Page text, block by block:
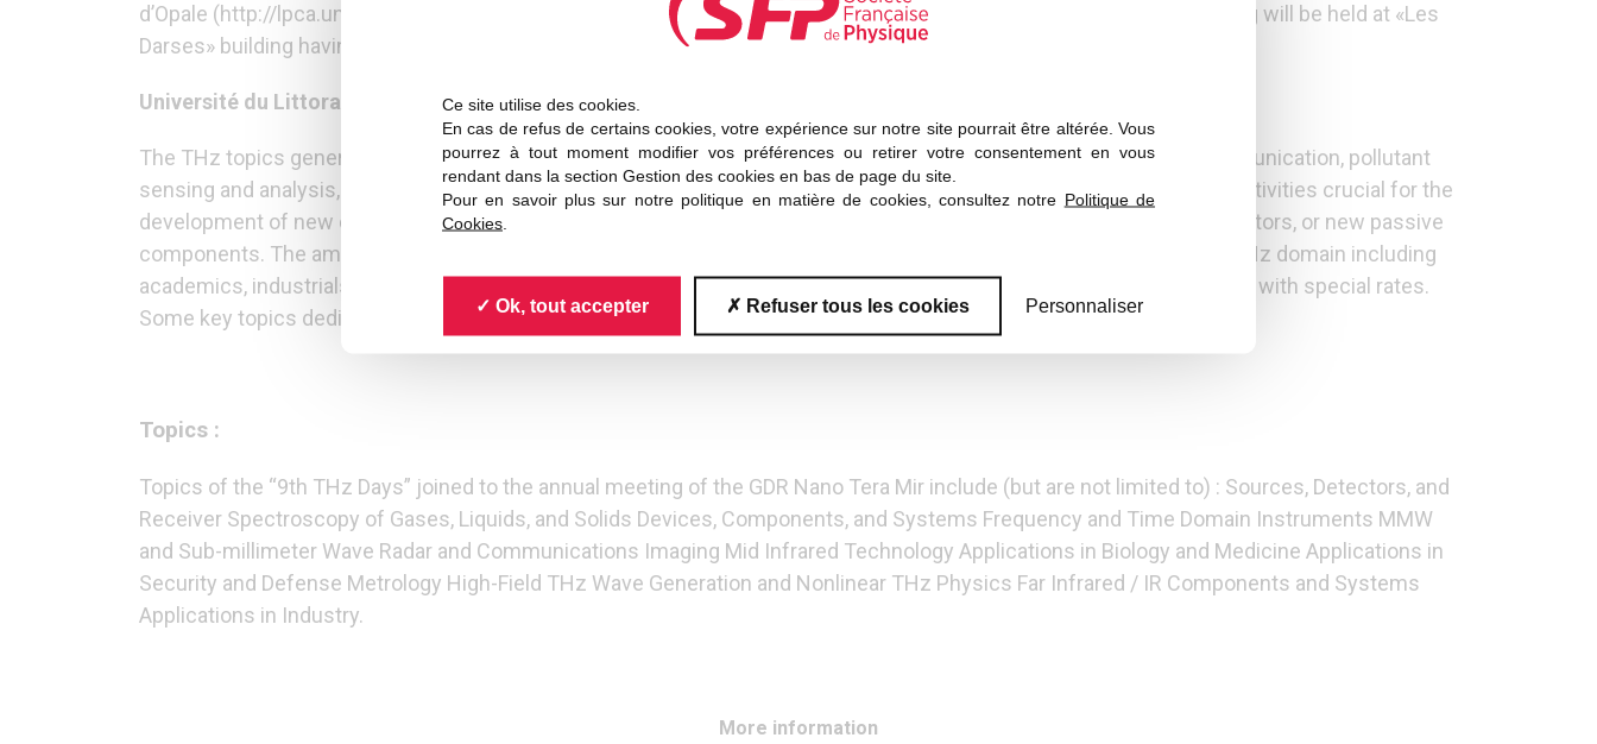
Ce site utilise des cookies.
En cas de refus de certains cookies, votre expérience sur notre site pourrait être altérée. Vous
pourrez à tout moment modifier vos préférences ou retirer votre consentement en vous
rendant dans la section Gestion des cookies en bas de page du site.
Pour en savoir plus sur notre politique en matière de cookies, consultez notre Politique de
Cookies
Ok, tout accepter Refuser tous les cookies Personnaliser
d’Opale (http://lpca.univ-littoral.fr) with the help of the ARMIR-Téranaute association (http://www.armir.fr/). The meeting will be held at «Les
Darses» building having a large amphitheatre and exhibition rooms.
Université du Littoral – Côte d’Opale (ULCO) «Les Darses» 189B, Avenue Maurice Schumann 59140
The THz topics generated keen interests with more and more exciting applications including high data rate THz communication, pollutant
sensing and analysis, non-invasive imaging, and non-destructive inspection to cite a few. The fundamental research activities crucial for the
development of new concepts will also be addressed and include topics such as, efficiency of THz emitters and detectors, or new passive
components. The ambition of this conference is to bring together the various international (European) players in the THz domain including
academics, industrials and publics partners. The participation of students and young scientists is strongly encouraged with special rates.
Some key topics dedicated to the Mid and Far Infrared domain will be also encompassed in the program.
Topics :
Topics of the “9th THz Days” joined to the annual meeting of the GDR Nano Tera Mir include (but are not limited to) : Sources, Detectors, and
Receiver Spectroscopy of Gases, Liquids, and Solids Devices, Components, and Systems Frequency and Time Domain Instruments MMW
and Sub-millimeter Wave Radar and Communications Imaging Mid Infrared Technology Applications in Biology and Medicine Applications in
Security and Defense Metrology High-Field THz Wave Generation and Nonlinear THz Physics Far Infrared / IR Components and Systems
Applications in Industry.
More information